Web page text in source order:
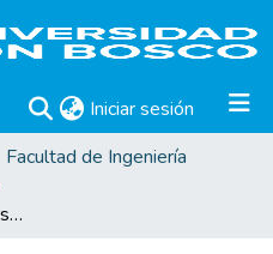
Iniciar sesión (current)
Facultad de Ingeniería
Base de datos relacionales en Internet con aplicación a la publicidad en el área de anuncios clasificados.